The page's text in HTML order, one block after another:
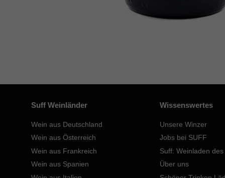
Suff Weinländer
Wein aus Deutschland
Wein aus Österreich
Wein aus Frankreich
Wein aus Spanien
Wissenswertes
Unsere Winzer
Jobs bei SUFF
Suff: Weinladen
Über uns